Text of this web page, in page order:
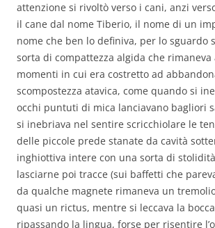
attenzione si rivoltò verso i cani, anzi
il cane dal nome Tiberio, il nome di un
nome che ben lo definiva, per lo sguardo
sorta di compattezza algida che rimaneva
momenti in cui era costretto ad
scompostezza atavica, come quando si
occhi puntuti di mica lanciavano bagliori
si inebriava nel sentire scricchiolare le
delle piccole prede stanate da cavità
inghiottiva intere con una sorta di
lasciarne poi tracce (sui baffetti che
da qualche magnete rimaneva un
quasi un rictus, mentre si leccava la
ripassando la lingua, forse per risentire